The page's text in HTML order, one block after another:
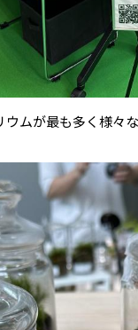
ムが最も多く様々